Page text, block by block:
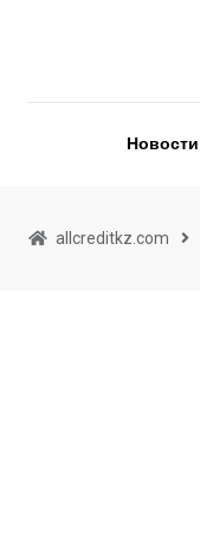
Новости
allcreditkz.com